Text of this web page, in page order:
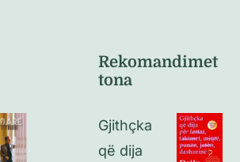
Politikat e kthimeve
Politikat e privatësisë
Rekomandimet
tona
Gjithçka
që dija